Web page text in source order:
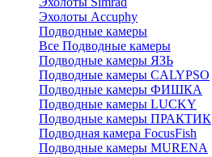
Эхолоты Accuphy
Подводные камеры
Все Подводные камеры
Подводные камеры ЯЗЬ
Подводные камеры CALYPSO
Подводные камеры ФИШКА
Подводные камеры LUCKY
Подводные камеры ПРАКТИК
Подводная камера FocusFish
Подводные камеры MURENA